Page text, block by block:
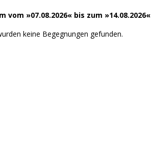
»07.08.2026« bis zum »14.08.2026«
keine Begegnungen gefunden.